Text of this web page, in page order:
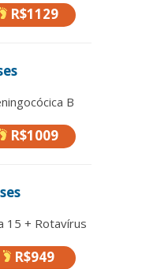
R$1129
B
R$1009
15 + Rotavírus
R$949